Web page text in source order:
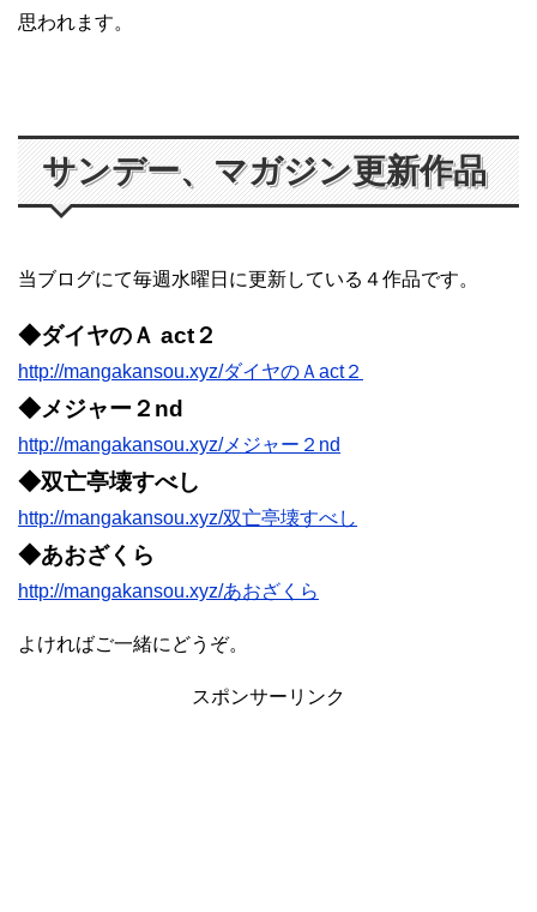
思われます。
サンデー、マガジン更新作品
当ブログにて毎週水曜日に更新している４作品です。
◆ダイヤのＡ act２
http://mangakansou.xyz/ダイヤのＡact２
◆メジャー２nd
http://mangakansou.xyz/メジャー２nd
◆双亡亭壊すべし
http://mangakansou.xyz/双亡亭壊すべし
◆あおざくら
http://mangakansou.xyz/あおざくら
よければご一緒にどうぞ。
スポンサーリンク